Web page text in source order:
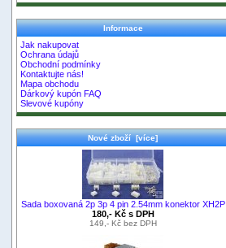
Informace
Jak nakupovat
Ochrana údajů
Obchodní podmínky
Kontaktujte nás!
Mapa obchodu
Dárkový kupón FAQ
Slevové kupóny
Nové zboží [více]
Sada boxovaná 2p 3p 4 pin 2.54mm konektor XH2P
180,- Kč s DPH
149,- Kč bez DPH